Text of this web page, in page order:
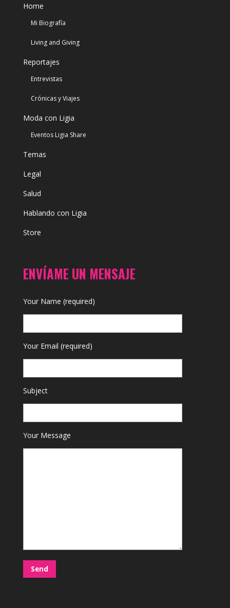
Home
Mi Biografía
Living and Giving
Reportajes
Entrevistas
Crónicas y Viajes
Moda con Ligia
Eventos Ligia Share
Temas
Legal
Salud
Hablando con Ligia
Store
ENVÍAME UN MENSAJE
Your Name (required)
Your Email (required)
Subject
Your Message